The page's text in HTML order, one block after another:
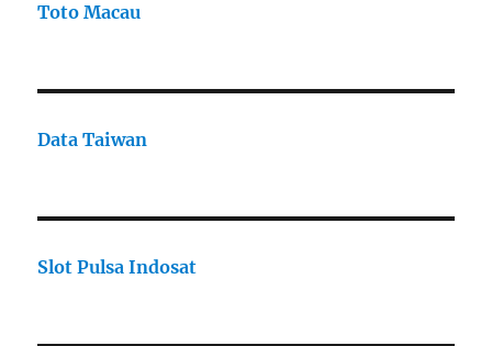
Toto Macau
Data Taiwan
Slot Pulsa Indosat